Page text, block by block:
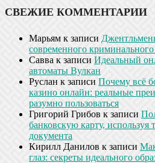
СВЕЖИЕ КОММЕНТАРИИ
Марьям к записи
современного криминального
Савва к записи Идеальный
автоматы Вулкан
Руслан к записи Почему всё
казино онлайн: реальные
разумно пользоваться
Григорий Грибов к записи
банковскую карту, используя
документа
Кирилл Данилов к записи
глаз: секреты идеального